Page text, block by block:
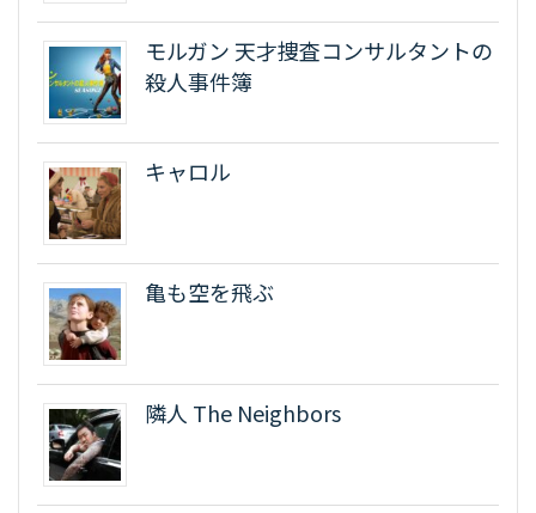
モルガン 天才捜査コンサルタントの
殺人事件簿
キャロル
亀も空を飛ぶ
隣人 The Neighbors